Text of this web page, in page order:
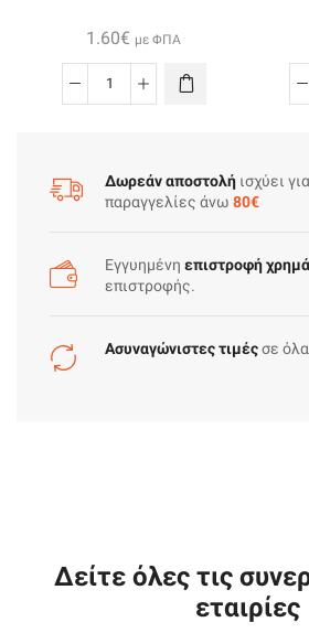
1.60€ με ΦΠΑ
Ντουι
M10(1/8")με
Σπειρωμα
Ροδελες
Λευκο
Δωρεάν αποστολή ισχύει
παραγγελίες άνω 80€
Εγγυημένη επιστροφή
επιστροφής.
Ασυναγώνιστες τιμέςσε
Δείτε όλες τις
εταιρίες